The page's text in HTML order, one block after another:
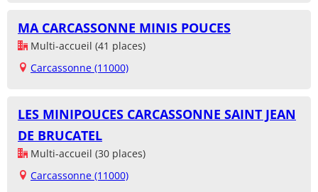
MA CARCASSONNE MINIS POUCES
Multi-accueil (41 places)
Carcassonne (11000)
LES MINIPOUCES CARCASSONNE SAINT JEAN
DE BRUCATEL
Multi-accueil (30 places)
Carcassonne (11000)